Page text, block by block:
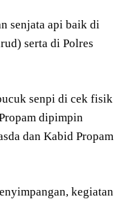
senjata api baik di
serta di Polres
senpi di cek fisik
dipimpin
dan Kabid Propam
kegiatan